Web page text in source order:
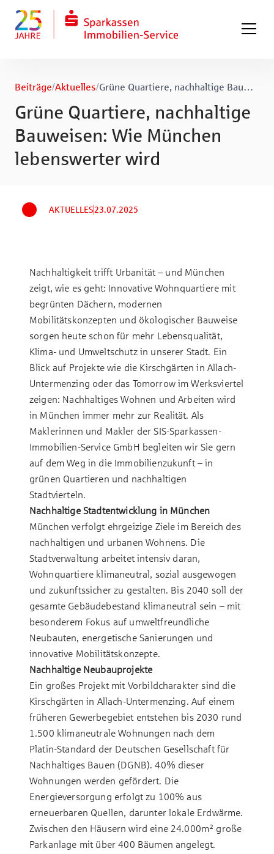
Zum Fuß springen
Beiträge/Aktuelles/ Grüne Quartiere, nachhaltige Bauweisen: Wie München lebenswerter wird
Grüne Quartiere, nachhaltige
Bauweisen: Wie München
lebenswerter wird
AKTUELLES23.07.2025
Nachhaltigkeit trifft Urbanität – und München
zeigt, wie es geht: Innovative Wohnquartiere mit
begrünten Dächern, modernen
Mobilitätskonzepten und ökologischer Bauweise
sorgen heute schon für mehr Lebensqualität,
Klima- und Umweltschutz in unserer Stadt. Ein
Blick auf Projekte wie die Kirschgärten in Allach-
Untermenzing oder das Tomorrow im Werksviertel
zeigen: Nachhaltiges Wohnen und Arbeiten wird
in München immer mehr zur Realität. Als
Maklerinnen und Makler der SIS-Sparkassen-
Immobilien-Service GmbH begleiten wir Sie gern
auf dem Weg in die Immobilienzukunft – in
grünen Quartieren und nachhaltigen
Stadtvierteln.
Nachhaltige Stadtentwicklung in München
München verfolgt ehrgeizige Ziele im Bereich des
nachhaltigen und urbanen Wohnens. Die
Stadtverwaltung arbeitet intensiv daran,
Wohnquartiere klimaneutral, sozial ausgewogen
und zukunftssicher zu gestalten. Bis 2040 soll der
gesamte Gebäudebestand klimaneutral sein – mit
besonderem Fokus auf umweltfreundliche
Neubauten, energetische Sanierungen und
innovative Mobilitätskonzepte.
Nachhaltige Neubauprojekte
Ein großes Projekt mit Vorbildcharakter sind die
Kirschgärten in Allach-Untermenzing. Auf einem
früheren Gewerbegebiet entstehen bis 2030 rund
1.500 klimaneutrale Wohnungen nach dem
Platin-Standard der Deutschen Gesellschaft für
Nachhaltiges Bauen (DGNB). 40% dieser
Wohnungen werden gefördert. Die
Energieversorgung erfolgt zu 100% aus
erneuerbaren Quellen, darunter lokale Erdwärme.
Zwischen den Häusern wird eine 24.000m² große
Parkanlage mit über 400 Bäumen angelegt.